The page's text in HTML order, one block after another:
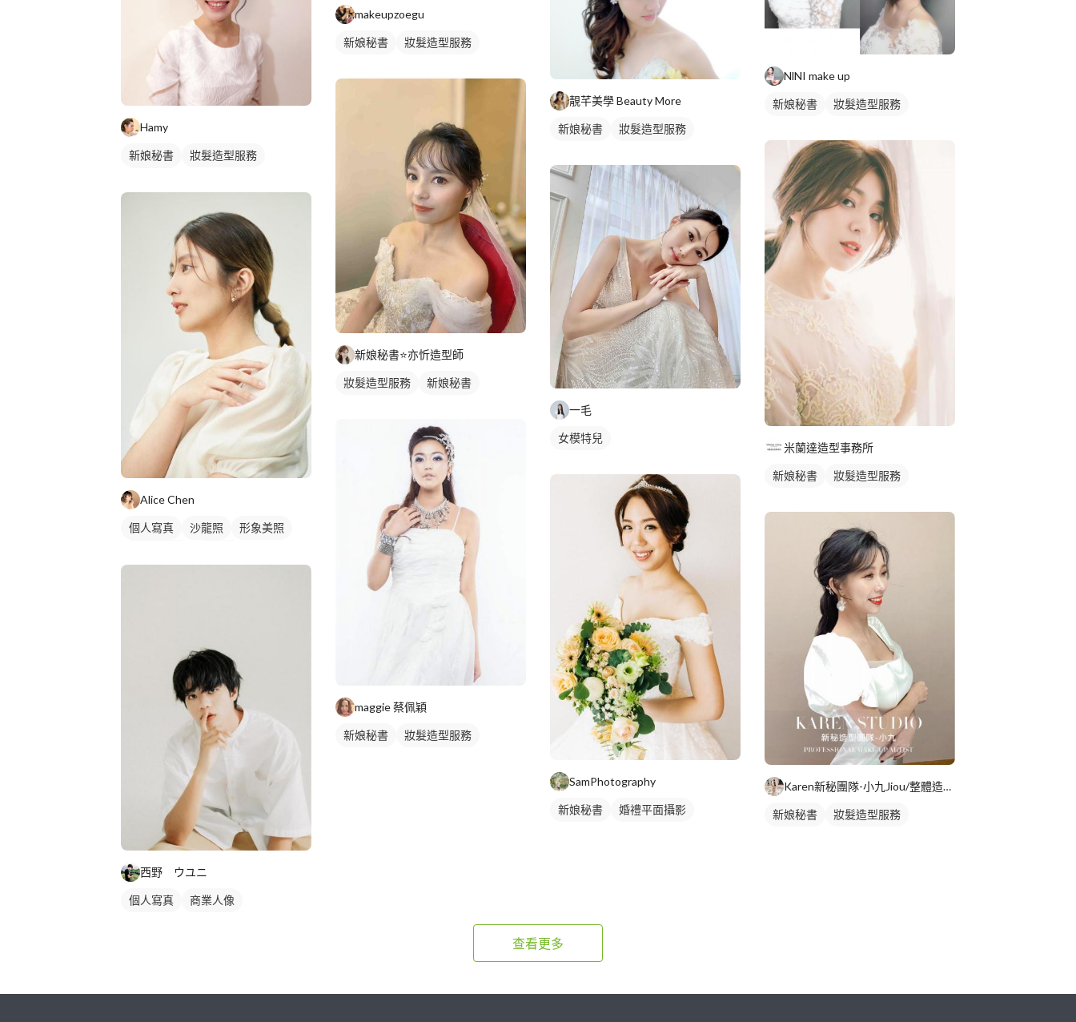
Hamy
新娘秘書
妝髮造型服務
Alice Chen
個人寫真 沙龍照
形象美照
西野 ウユニ
個人寫真 商業人像
makeupzoegu
新娘秘書 妝髮造型服務
新娘秘書⭐️亦忻造型師
妝髮造型服務 新娘秘書
maggie 蔡佩穎
新娘秘書 妝髮造型服務
靚芊美學 Beauty More
新娘秘書 妝髮造型服務
一毛
女模特兒
SamPhotography
新娘秘書 婚禮平面攝影
NlNI make up
新娘秘書 妝髮造型服務
米蘭達造型事務所
新娘秘書 妝髮造型服務
Karen新秘團隊-小九Jiou/整體造型師
新娘秘書 妝髮造型服務
查看更多